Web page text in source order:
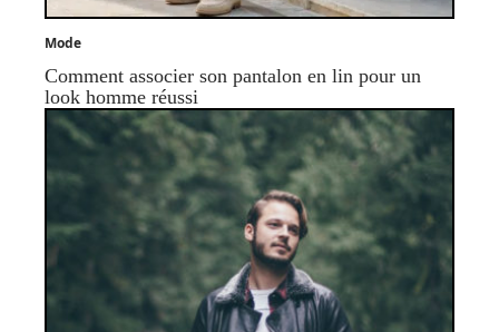
Mode
Comment associer son pantalon en lin pour un
look homme réussi